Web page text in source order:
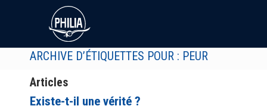
ARCHIVE D’ÉTIQUETTES POUR : PEUR
Articles
Existe-t-il une vérité ?